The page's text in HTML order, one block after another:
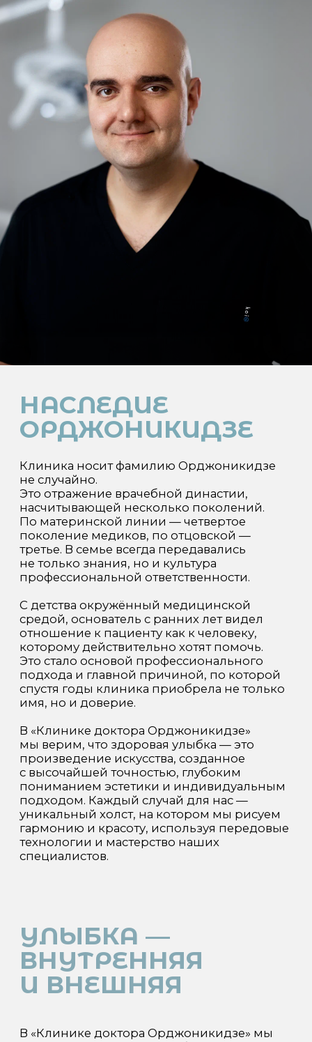
Клиника носит фамилию Орджоникидзе
не случайно.
Это отражение врачебной династии,
насчитывающей несколько поколений.
По материнской линии — четвертое
поколение медиков, по отцовской —
третье. В семье всегда передавались
не только знания, но и культура
профессиональной ответственности.
С детства окружённый медицинской
средой, основатель с ранних лет видел
отношение к пациенту как к человеку,
которому действительно хотят помочь.
Это стало основой профессионального
подхода и главной причиной, по которой
спустя годы клиника приобрела не только
имя, но и доверие.
В «Клинике доктора Орджоникидзе»
мы верим, что здоровая улыбка — это
произведение искусства, созданное
с высочайшей точностью, глубоким
пониманием эстетики и индивидуальным
подходом. Каждый случай для нас —
уникальный холст, на котором мы рисуем
В «Клинике доктора Орджоникидзе» мы
верим, что настоящая улыбка начинается не
только с гармоничной эстетики зубов. Она
рождается внутри — из спокойствия,
о тебе заботятся.
Внешняя улыбка — результат точной
диагностики, технологий и
профессионального мастерства врачей.
Внутренняя улыбка — состояние, которое
мы создаём вокруг лечения: мягкая
коммуникация, уважение, продуманная
атмосфера, ясные объяснения и бережное
отношение.
Когда внутренняя и внешняя улыбка
соединяются, лечение становится не
просто процедурой, а гармоничным
опытом — тем самым, который мы
В «Клинике доктора Орджоникидзе»
мы используем оборудование от ведущих
мировых производителей. Оно позволяет:
- достигать предсказуемого результата при
протезировании и имплантации.
ДЕЛАЮТ ЛЕЧЕНИЕ
ТОЧНЫМ